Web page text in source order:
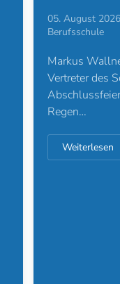
05. August
Berufsschule
Markus
Vertreter des
Regen…
Weiterlesen